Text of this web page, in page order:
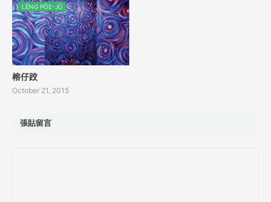
LÊNG PŌE-JÛ
榕仔跤
October 21, 2015
張貼留言